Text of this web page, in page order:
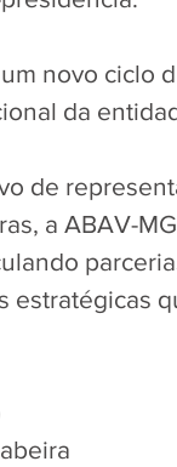
novo ciclo
da
de
a ABAV-
estratégicas